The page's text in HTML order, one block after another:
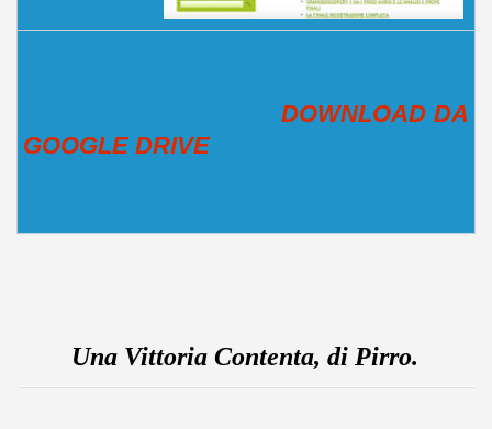
DOWNLOAD DA
GOOGLE DRIVE
Una Vittoria Contenta, di Pirro.